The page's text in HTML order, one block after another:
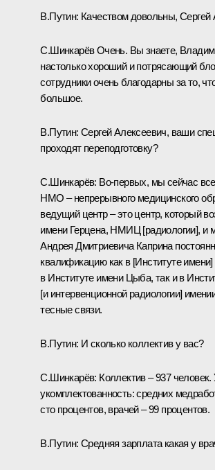
В.Путин: Качеством довольны, Сергей
С.ШинкарёвОчень. Вы знаете,
настолько хороший и потрясающий
сотрудники очень благодарны за то,
большое.
В.Путин: Сергей Алексеевич, ваши
проходят переподготовку?
С.Шинкарёв: Во-первых, мы сейчас
НМО – непрерывного медицинского
ведущий центр – это центр, который
имени Герцена, НМИЦ [радиологии], и
Андрея Дмитриевича Каприна
квалификацию как в [Институте имени]
в Институте имени Цыба, так и в
[и интервенционной радиологии]
тесные связи.
В.Путин: И сколько коллектив у вас?
С.Шинкарёв: Коллектив – 937
укомплектованность: средних
сто процентов, врачей – 99 процентов.
В.Путин: Средняя зарплата какая у